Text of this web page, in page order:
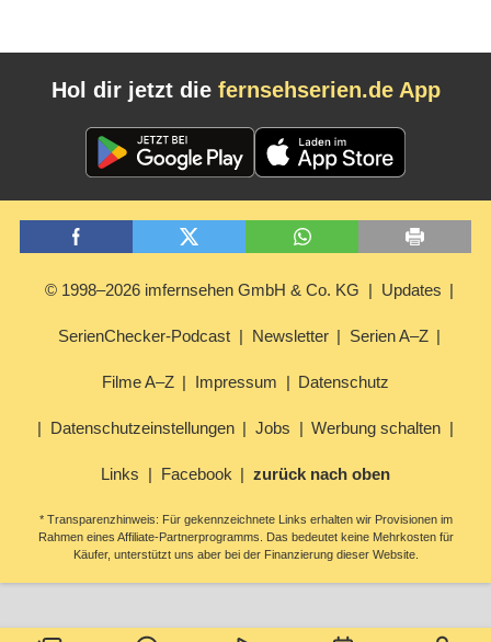
Hol dir jetzt die fernsehserien.de App
© 1998–2026 imfernsehen GmbH & Co. KG Updates
SerienChecker-Podcast Newsletter Serien A–Z
Filme A–Z Impressum Datenschutz
Datenschutzeinstellungen Jobs Werbung schalten
Links Facebook zurück nach oben
* Transparenzhinweis: Für gekennzeichnete Links erhalten wir Provisionen im
Rahmen eines Affiliate-Partnerprogramms. Das bedeutet keine Mehrkosten für
Käufer, unterstützt uns aber bei der Finanzierung dieser Website.